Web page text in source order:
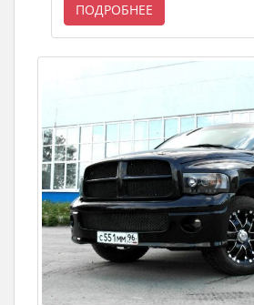
ПОДРОБНЕЕ